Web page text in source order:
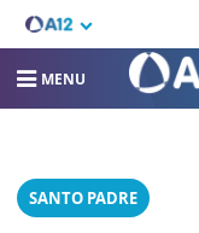
MENU
SANTO PADRE